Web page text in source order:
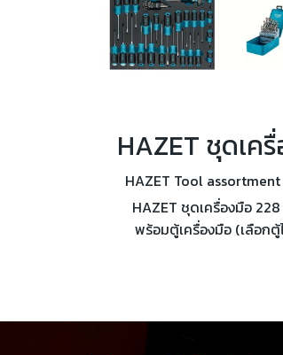
HAZET Tool
HAZET ชุดเครื่องมือ
พร้อมตู้เครื่องมือ (เลือกตู้